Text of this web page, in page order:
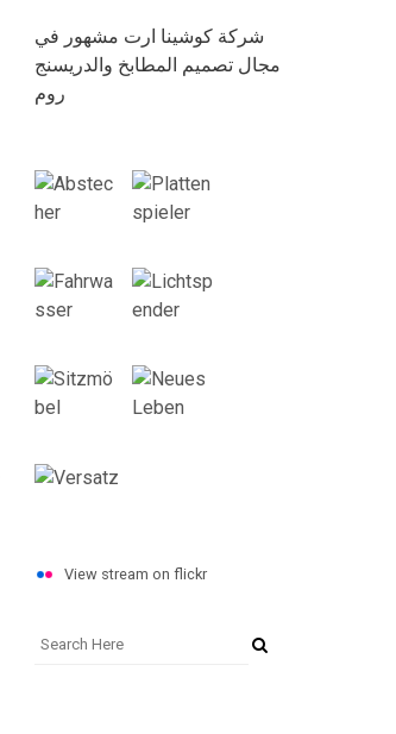
شركة كوشينا ارت مشهور في
مجال تصميم المطابخ والدريسنج
روم
View stream on flickr